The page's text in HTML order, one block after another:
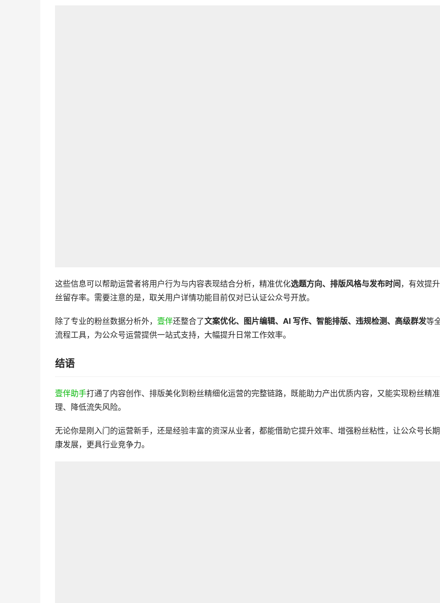
这些信息可以帮助运营者将用户行为与内容表现结合分析，精准优化选题方向、排版风格与发布时间 ，有效提
丝留存率。需要注意的是，取关用户详情功能目前仅对已认证公众号开放。
除了专业的粉丝数据分析外， 壹伴还整合了文案优化、图片编辑、AI 写作、智能排版、违规检测、高级群发等
流程工具，为公众号运营提供一站式支持，大幅提升日常工作效率。
结语
壹伴助手打通了内容创作、排版美化到粉丝精细化运营的完整链路，既能助力产出优质内容，又能实现粉丝精
理、降低流失风险。
无论你是刚入门的运营新手，还是经验丰富的资深从业者，都能借助它提升效率、增强粉丝粘性，让公众号长
康发展，更具行业竞争力。